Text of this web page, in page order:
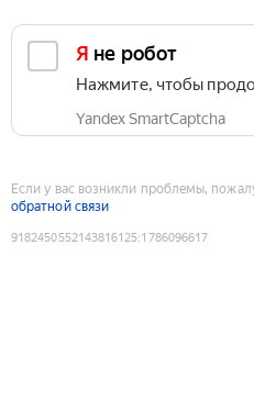
Я не робот
Нажмите, чтобы
Yandex SmartCaptcha
Если у вас возникли проблемы,
обратной связи
9182450552143816125:1786096617